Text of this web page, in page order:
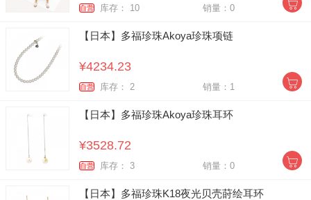
自营 库存： 10 销量：0
【日本】多福珍珠Akoya珍珠项链
¥4234.23
自营 库存： 2 销量：1
【日本】多福珍珠Akoya珍珠耳环
¥3528.72
自营 库存： 3 销量：0
【日本】多福珍珠K18夜光贝壳莳绘耳环